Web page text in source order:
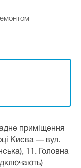
приміщення
Києва — вул.
11. Головна